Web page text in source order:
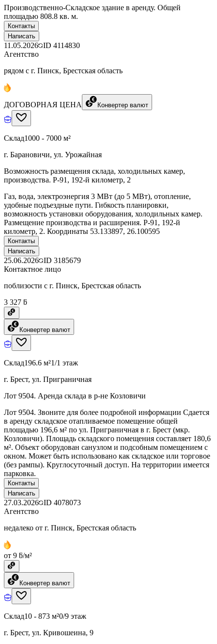
Производственно-Складское здание в аренду. Общей
площадью 808.8 кв. м.
Контакты
Написать
11.05.2026 ID 4114830
Агентство
рядом с г. Пинск, Брестская область
ДОГОВОРНАЯ ЦЕНА Конвертер валют
Склад1000 - 7000 м²
г. Барановичи, ул. Урожайная
Возможность размещения склада, холодильных камер,
производства. Р-91, 192-й километр, 2
Газ, вода, электроэнергия 3 МВт (до 5 МВт), отопление,
удобные подъездные пути. Гибкость планировки,
возможность установки оборудования, холодильных камер.
Размещение производства и расширения. Р-91, 192-й
километр, 2. Координаты 53.133897, 26.100595
Контакты
Написать
25.06.2026 ID 3185679
Контактное лицо
поблизости с г. Пинск, Брестская область
3 327 ƃ
Конвертер валют
Склад196.6 м²1/1 этаж
г. Брест, ул. Приграничная
Лот 9504. Аренда склада в р-не Козловичи
Лот 9504. Звоните для более подробной информации Сдается
в аренду складское отапливаемое помещение общей
площадью 196,6 м² по ул. Приграничная в г. Брест (мкр.
Козловичи). Площадь складского помещения составляет 180,6
м². Объект оборудован санузлом и подсобным помещением с
окном. Может быть использовано как складское или торговое
(без рампы). Круглосуточный доступ. На территории имеется
парковка.
Контакты
Написать
27.03.2026 ID 4078073
Агентство
недалеко от г. Пинск, Брестская область
от 9 ƃ/м²
Конвертер валют
Склад10 - 873 м²0/9 этаж
г. Брест, ул. Кривошеина, 9